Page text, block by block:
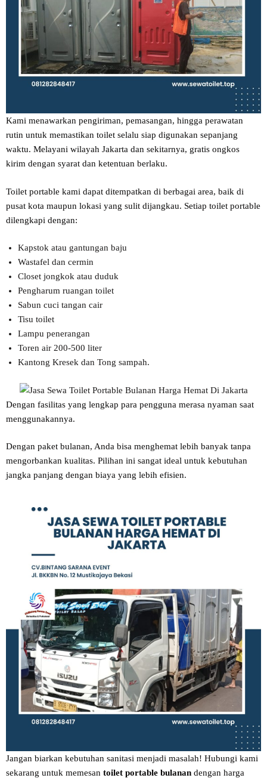
Kami menawarkan pengiriman, pemasangan, hingga perawatan
rutin untuk memastikan toilet selalu siap digunakan sepanjang
waktu. Melayani wilayah Jakarta dan sekitarnya, gratis ongkos
kirim dengan syarat dan ketentuan berlaku.
Toilet portable kami dapat ditempatkan di berbagai area, baik di
pusat kota maupun lokasi yang sulit dijangkau. Setiap toilet portable
dilengkapi dengan:
Kapstok atau gantungan baju
Wastafel dan cermin
Closet jongkok atau duduk
Pengharum ruangan toilet
Sabun cuci tangan cair
Tisu toilet
Lampu penerangan
Toren air 200-500 liter
Kantong Kresek dan Tong sampah.
Dengan fasilitas yang lengkap para pengguna merasa nyaman saat
menggunakannya.
Dengan paket bulanan, Anda bisa menghemat lebih banyak tanpa
mengorbankan kualitas. Pilihan ini sangat ideal untuk kebutuhan
jangka panjang dengan biaya yang lebih efisien.
Jangan biarkan kebutuhan sanitasi menjadi masalah! Hubungi kami
sekarang untuk memesan toilet portable bulanan dengan harga